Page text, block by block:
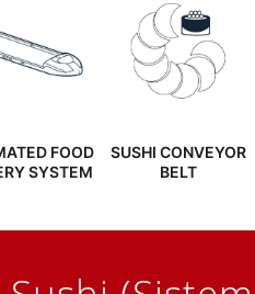
FOOD
SYSTEM
SUSHI CONVEYOR
BELT